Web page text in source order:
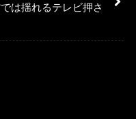
は揺れるテレビ押さ